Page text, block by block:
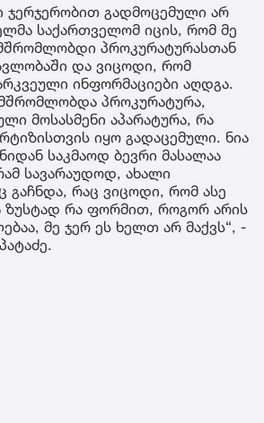
ჯერჯერობით გადმოცემული არ
საქართველომ იცის, რომ მე
პროკურატურასთან
და ვიცოდი, რომ
ინფორმაციები აღდგა.
პროკურატურა,
მოსასმენი აპარატურა, რა
იყო გადაცემული. ნია
საკმაოდ ბევრი მასალაა
სავარაუდოდ, ახალი
გაჩნდა, რაც ვიცოდი, რომ ასე
ზუსტად რა ფორმით, როგორ არის
მე ჯერ ეს ხელთ არ მაქვს“, -